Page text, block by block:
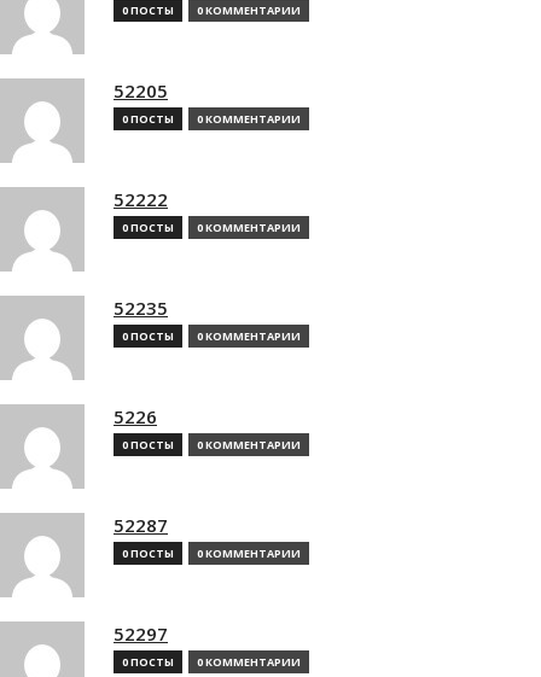
0 ПОСТЫ 0 КОММЕНТАРИИ
52205
0 ПОСТЫ 0 КОММЕНТАРИИ
52222
0 ПОСТЫ 0 КОММЕНТАРИИ
52235
0 ПОСТЫ 0 КОММЕНТАРИИ
5226
0 ПОСТЫ 0 КОММЕНТАРИИ
52287
0 ПОСТЫ 0 КОММЕНТАРИИ
52297
0 ПОСТЫ 0 КОММЕНТАРИИ